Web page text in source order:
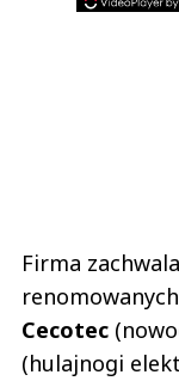
Firma
Cecotec
(hulajnogi